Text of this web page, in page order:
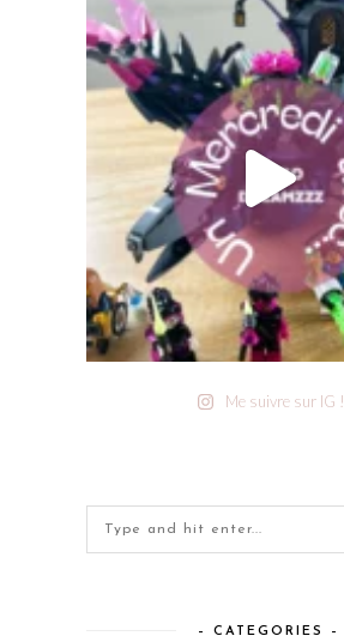
Me suivre sur IG !
– CATEGORIES –